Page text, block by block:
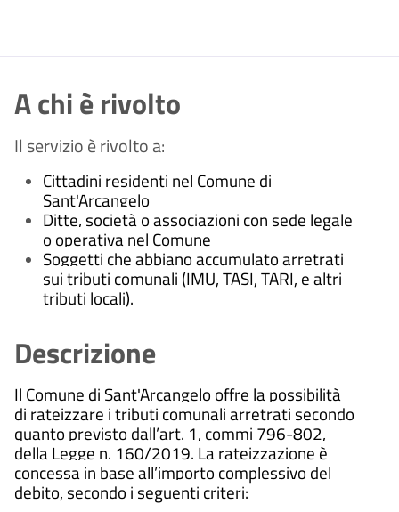
A chi è rivolto
Il servizio è rivolto a:
Cittadini residenti nel Comune di
Sant'Arcangelo
Ditte, società o associazioni con sede legale
o operativa nel Comune
Soggetti che abbiano accumulato arretrati
sui tributi comunali (IMU, TASI, TARI, e altri
tributi locali).
Descrizione
Il Comune di Sant'Arcangelo offre la possibilità
di rateizzare i tributi comunali arretrati secondo
quanto previsto dall’art. 1, commi 796-802,
della Legge n. 160/2019. La rateizzazione è
concessa in base all’importo complessivo del
debito, secondo i seguenti criteri: